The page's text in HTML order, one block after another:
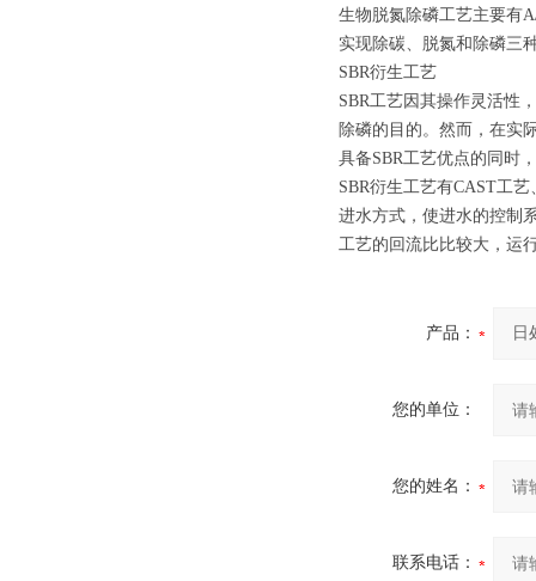
生物脱氮除磷工艺主要有
实现除碳、脱氮和除磷三
SBR衍生工艺
SBR工艺因其操作灵活性
除磷的目的。然而，在实
具备SBR工艺优点的同时
SBR衍生工艺有CAST工
进水方式，使进水的控制
工艺的回流比比较大，运
产品：
您的单位：
您的姓名：
联系电话：